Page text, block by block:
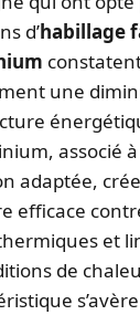
d’habillage
une
associé
adaptée,
efficace
et
de
s’avère